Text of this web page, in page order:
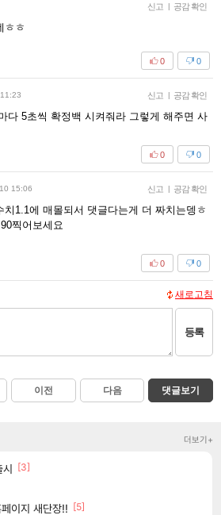
신고 | 공감 확인
ㅎㅎ
0
0
신고 | 공감 확인
다 5초씩 확정백 시켜줘라 그렇게 해주면 사
0
0
15:06 신고 | 공감 확인
치1.1에 매몰되서 댓글다는게 더 짜치는뎅ㅎ
찍어보세요
0
0
새로고침
등록
이전 다음 댓글보기
더보기+
시 [3]
이지 새단장!!
[5]